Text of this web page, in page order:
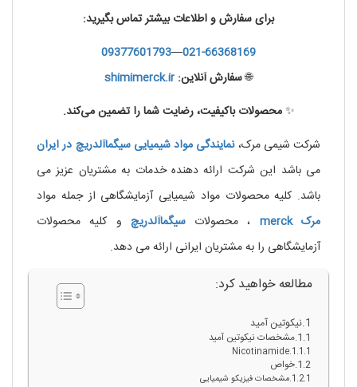
برای سفارش و اطلاعات بیشتر تماس بگیرید:
021-66368169
—
09377601793
🌐سفارش آنلاین: shimimerck.ir
✨محصولات باکیفیت، رضایت شما را تضمین می‌کند.
شرکت شیمی مرک،نمایندگی موادشیمیایی سیگماآلدریچ درایران
می باشد این شرکت ارائه دهنده خدمات به مشتریان عزیز می
باشد. کلیه محصولات مواد شیمیایی آزمایشگاهی از جمله مواد
مرک merck ، محصولاتسیگماآلدریچ و کلیه محصولات
آزمایشگاهی را به مشتریان ایرانی ارائه می دهد.
مطالعه خواهید کرد:
نیکوتین آمید
مشخصات نیکوتین آمید
Nicotinamide
خواص
مشخصات فیزیکو شیمیایی